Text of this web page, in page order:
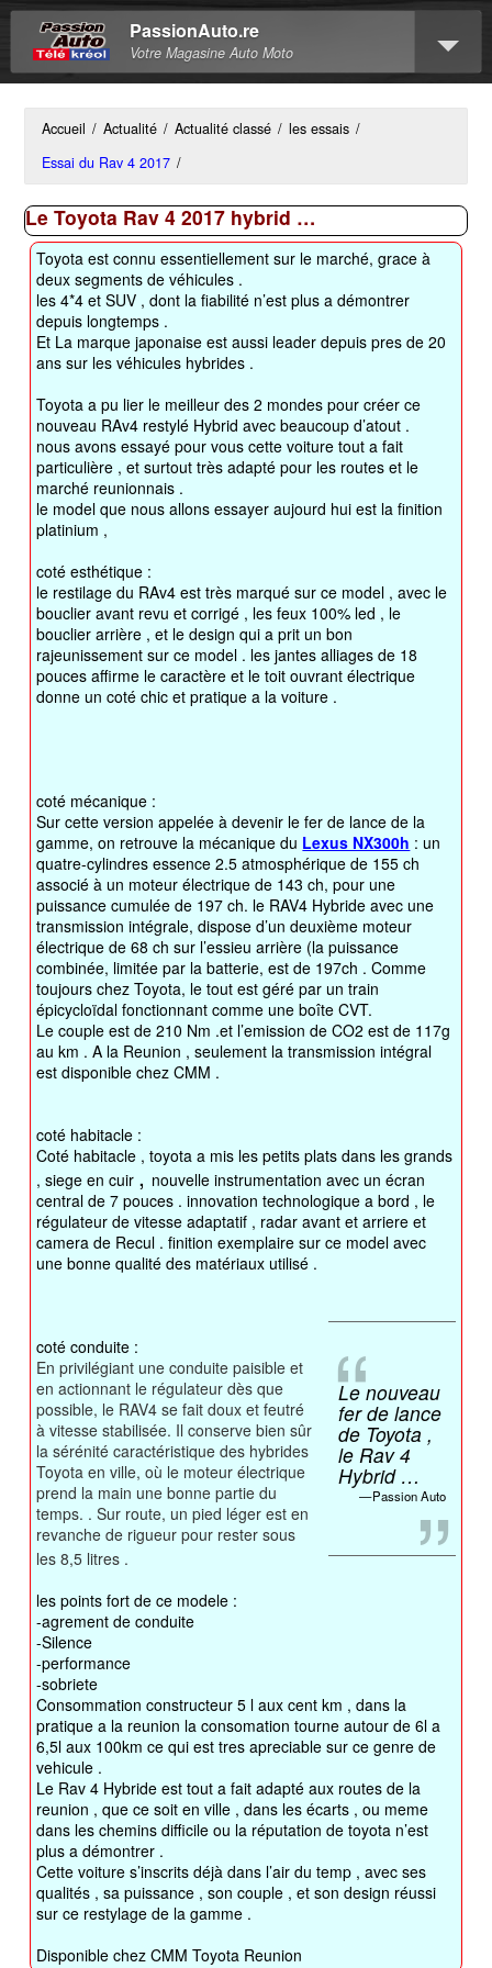
PassionAuto.re
Votre Magasine Auto Moto
Accueil / Actualité / Actualité classé / les essais /
Essai du Rav 4 2017 /
Le Toyota Rav 4 2017 hybrid …
Toyota est connu essentiellement sur le marché, grace à
deux segments de véhicules .
les 4*4 et SUV , dont la fiabilité n’est plus a démontrer
depuis longtemps .
Et La marque japonaise est aussi leader depuis pres de 20
ans sur les véhicules hybrides .
Toyota a pu lier le meilleur des 2 mondes pour créer ce
nouveau RAv4 restylé Hybrid avec beaucoup d’atout .
nous avons essayé pour vous cette voiture tout a fait
particulière , et surtout très adapté pour les routes et le
marché reunionnais .
le model que nous allons essayer aujourd hui est la finition
platinium ,
coté esthétique :
le restilage du RAv4 est très marqué sur ce model , avec le
bouclier avant revu et corrigé , les feux 100% led , le
bouclier arrière , et le design qui a prit un bon
rajeunissement sur ce model . les jantes alliages de 18
pouces affirme le caractère et le toit ouvrant électrique
donne un coté chic et pratique a la voiture .
coté mécanique :
Sur cette version appelée à devenir le fer de lance de la
gamme, on retrouve la mécanique du Lexus NX300h : un
quatre-cylindres essence 2.5 atmosphérique de 155 ch
associé à un moteur électrique de 143 ch, pour une
puissance cumulée de 197 ch. le RAV4 Hybride avec une
transmission intégrale, dispose d’un deuxième moteur
électrique de 68 ch sur l’essieu arrière (la puissance
combinée, limitée par la batterie, est de 197ch . Comme
toujours chez Toyota, le tout est géré par un train
épicycloïdal fonctionnant comme une boîte CVT.
Le couple est de 210 Nm .et l’emission de CO2 est de 117g
au km . A la Reunion , seulement la transmission intégral
est disponible chez CMM .
coté habitacle :
Coté habitacle , toyota a mis les petits plats dans les grands
, siege en cuir , nouvelle instrumentation avec un écran
central de 7 pouces . innovation technologique a bord , le
régulateur de vitesse adaptatif , radar avant et arriere et
camera de Recul . finition exemplaire sur ce model avec
une bonne qualité des matériaux utilisé .
Le nouveau
fer de lance
de Toyota ,
le Rav 4
Hybrid …
Passion Auto
coté conduite :
En privilégiant une conduite paisible et
en actionnant le régulateur dès que
possible, le RAV4 se fait doux et feutré
à vitesse stabilisée. Il conserve bien sûr
la sérénité caractéristique des hybrides
Toyota en ville, où le moteur électrique
prend la main une bonne partie du
temps. . Sur route, un pied léger est en
revanche de rigueur pour rester sous
les 8,5 litres .
les points fort de ce modele :
-agrement de conduite
-Silence
-performance
-sobriete
Consommation constructeur 5 l aux cent km , dans la
pratique a la reunion la consomation tourne autour de 6l a
6,5l aux 100km ce qui est tres apreciable sur ce genre de
vehicule .
Le Rav 4 Hybride est tout a fait adapté aux routes de la
reunion , que ce soit en ville , dans les écarts , ou meme
dans les chemins difficile ou la réputation de toyota n’est
plus a démontrer .
Cette voiture s’inscrits déjà dans l’air du temp , avec ses
qualités , sa puissance , son couple , et son design réussi
sur ce restylage de la gamme .
Disponible chez CMM Toyota Reunion